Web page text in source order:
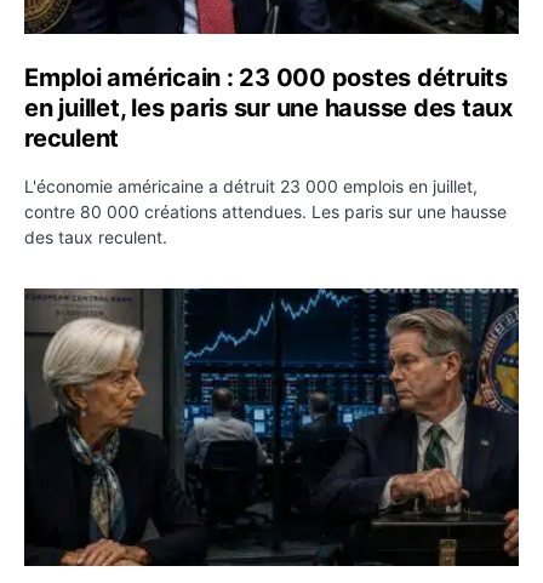
Emploi américain : 23 000 postes détruits
en juillet, les paris sur une hausse des taux
reculent
L'économie américaine a détruit 23 000 emplois en juillet,
contre 80 000 créations attendues. Les paris sur une hausse
des taux reculent.
Yen : Washington a vendu des euros sans prévenir la